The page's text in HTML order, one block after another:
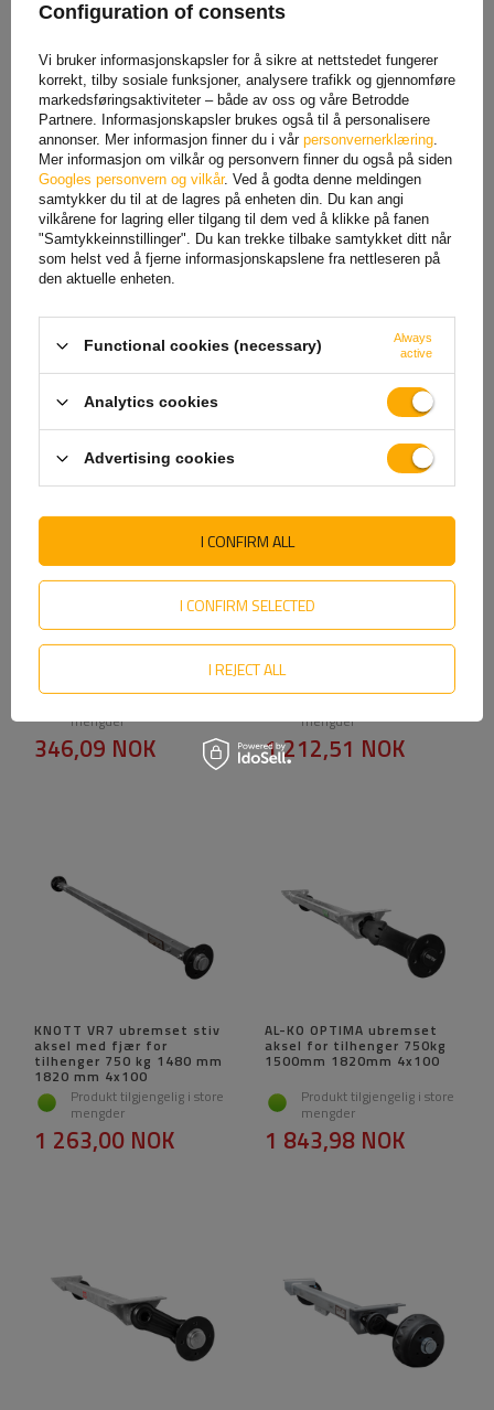
Bremsesko 200x50 for
bremsede aksler KNOTT
20-2425/1 SETT
Produkt tilgjengelig i store
293,00 NOK
Bremsesko 250x40 for
bremsede aksler KNOTT
Produkt tilgjengelig i store
330,32 NOK
Bremsesko 230x60 for
bremsede aksler AL-KO
mengder
346,09 NOK
KNOTT VR7 ubremset stiv
tilhenger 750 kg 1240 mm
mengder
1 212,51 NOK
KNOTT VR7 ubremset stiv
aksel med fjær for
tilhenger 750 kg 1480 mm
1820 mm 4x100
Produkt tilgjengelig i store
mengder
1 263,00 NOK
AL-KO OPTIMA ubremset
aksel for tilhenger 750kg
1500mm 1820mm 4x100
Produkt tilgjengelig i store
mengder
1 843,98 NOK
Configuration of consents
Vi bruker informasjonskapsler for å sikre at nettstedet fungerer
korrekt, tilby sosiale funksjoner, analysere trafikk og gjennomføre
markedsføringsaktiviteter – både av oss og våre Betrodde
Partnere. Informasjonskapsler brukes også til å personalisere
annonser. Mer informasjon finner du i vår personvernerklæring
Mer informasjon om vilkår og personvern finner du også på siden
Googles personvern og vilkår. Ved å godta denne meldingen
samtykker du til at de lagres på enheten din. Du kan angi
vilkårene for lagring eller tilgang til dem ved å klikke på fanen
"Samtykkeinnstillinger". Du kan trekke tilbake samtykket ditt når
som helst ved å fjerne informasjonskapslene fra nettleseren på
den aktuelle enheten.
Functional cookies (necessary)
Always
active
Analytics cookies
Advertising cookies
I CONFIRM SELECTED
I REJECT ALL
I CONFIRM ALL